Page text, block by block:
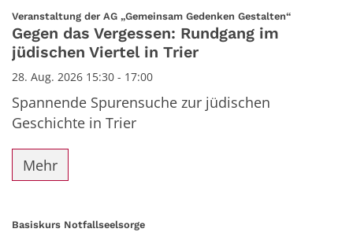
Datum: 28. August 2026
Veranstaltung der AG „Gemeinsam Gedenken Gestalten“:
Gegen das Vergessen: Rundgang im
jüdischen Viertel in Trier
28. Aug. 2026 15:30 - 17:00
Spannende Spurensuche zur jüdischen
Geschichte in Trier
Mehr
Basiskurs Notfallseelsorge: